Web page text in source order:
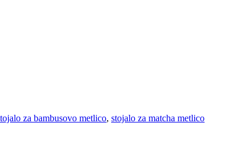
za bambusovo metlico, stojalo za matcha metlico